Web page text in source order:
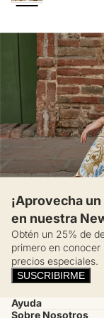
¡Aprovecha
en nuestra
Obtén un 25% de
primero en
precios especiales.
SUSCRIBIRME
Ayuda
Sobre Nosotros